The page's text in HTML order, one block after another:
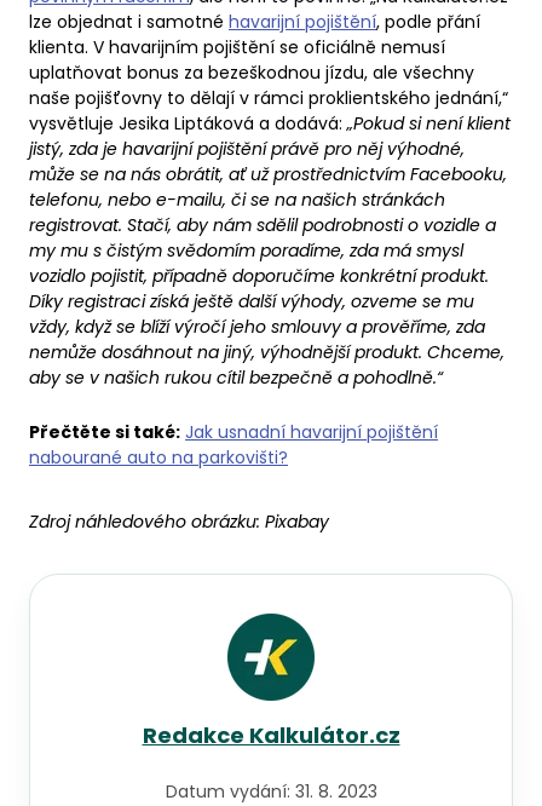
lze objednat i samotné havarijní pojištění, podle přání
klienta. V havarijním pojištění se oficiálně nemusí
uplatňovat bonus za bezeškodnou jízdu, ale všechny
naše pojišťovny to dělají v rámci proklientského jednání,“
vysvětluje Jesika Liptáková a dodává: „Pokud si není klient
jistý, zda je havarijní pojištění právě pro něj výhodné,
může se na nás obrátit, ať už prostřednictvím Facebooku,
telefonu, nebo e-mailu, či se na našich stránkách
registrovat. Stačí, aby nám sdělil podrobnosti o vozidle a
my mu s čistým svědomím poradíme, zda má smysl
vozidlo pojistit, případně doporučíme konkrétní produkt.
Díky registraci získá ještě další výhody, ozveme se mu
vždy, když se blíží výročí jeho smlouvy a prověříme, zda
nemůže dosáhnout na jiný, výhodnější produkt. Chceme,
aby se v našich rukou cítil bezpečně a pohodlně.“
Přečtěte si také: Jak usnadní havarijní pojištění
nabourané auto na parkovišti?
Zdroj náhledového obrázku: Pixabay
Redakce Kalkulátor.cz
Datum vydání: 31. 8. 2023